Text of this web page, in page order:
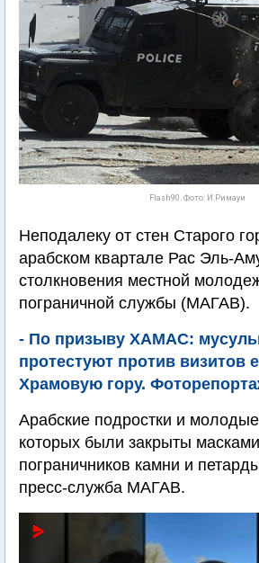
Flash90. Фото: И.Римауи
Неподалеку от стен Старого
арабском квартале Рас Эль-
столкновения местной
пограничной службы (МАГАВ).
- По призыву ХАМАС:
протестуют против визитов
Храмовую гору.
Арабские подростки и
которых были закрыты
пограничников камни и
пресс-служба МАГАВ.